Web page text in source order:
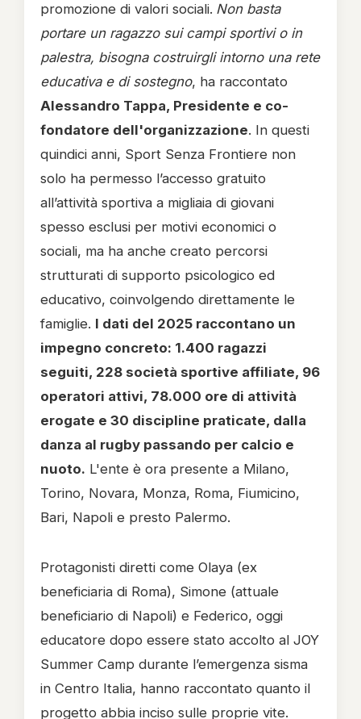
promozione di valori sociali. Non basta
portare un ragazzo sui campi sportivi o in
palestra, bisogna costruirgli intorno una rete
educativa e di sostegno, ha raccontato
Alessandro Tappa, Presidente e co-
fondatore dell'organizzazione. In questi
quindici anni, Sport Senza Frontiere non
solo ha permesso l’accesso gratuito
all’attività sportiva a migliaia di giovani
spesso esclusi per motivi economici o
sociali, ma ha anche creato percorsi
strutturati di supporto psicologico ed
educativo, coinvolgendo direttamente le
famiglie. I dati del 2025 raccontano un
impegno concreto: 1.400 ragazzi
seguiti, 228 società sportive affiliate, 96
operatori attivi, 78.000 ore di attività
erogate e 30 discipline praticate, dalla
danza al rugby passando per calcio e
nuoto. L'ente è ora presente a Milano,
Torino, Novara, Monza, Roma, Fiumicino,
Bari, Napoli e presto Palermo.
Protagonisti diretti come Olaya (ex
beneficiaria di Roma), Simone (attuale
beneficiario di Napoli) e Federico, oggi
educatore dopo essere stato accolto al JOY
Summer Camp durante l’emergenza sisma
in Centro Italia, hanno raccontato quanto il
progetto abbia inciso sulle proprie vite.